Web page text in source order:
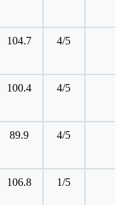
104.7 4/5
100.4 4/5
89.9 4/5
106.8 1/5